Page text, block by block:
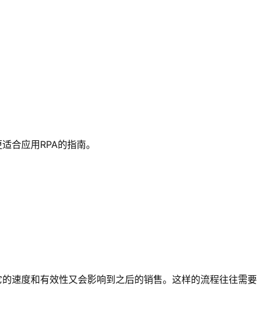
合应用RPA的指南。
速度和有效性又会影响到之后的销售。这样的流程往往需要